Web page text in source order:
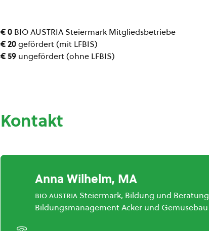
€ 0 BIO AUSTRIA Steiermark Mitgliedsbetriebe
€ 20gefördert (mit LFBIS)
€ 59 ungefördert (ohne LFBIS)
Kontakt
Anna Wilhelm, MA
bio austria Steiermark, Bildung und Beratung
Bildungsmanagement Acker und Gemüsebau